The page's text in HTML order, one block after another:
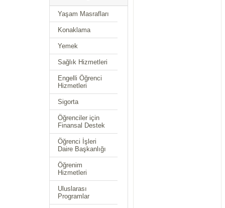
Yaşam Masrafları
Konaklama
Yemek
Sağlık Hizmetleri
Engelli Öğrenci
Hizmetleri
Sigorta
Öğrenciler için
Finansal Destek
Öğrenci İşleri
Daire Başkanlığı
Öğrenim
Hizmetleri
Uluslarası
Programlar